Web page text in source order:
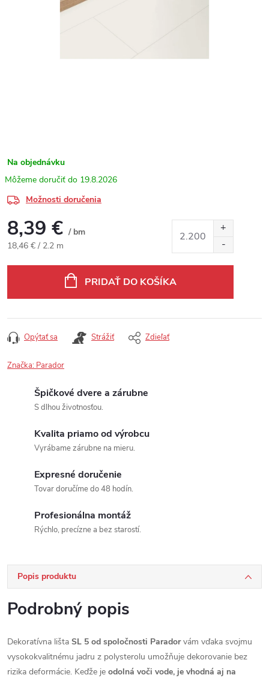
Na objednávku
19.8.2026
Možnosti doručenia
8,39 € / bm
Jednotková cena:
18,46 € / 2.2 m
PRIDAŤ DO KOŠÍKA
Opýtať sa Strážiť Zdieľať
Značka: Parador
Špičkové dvere a zárubne
S dlhou životnosťou.
Kvalita priamo od výrobcu
Vyrábame zárubne na mieru.
Expresné doručenie
Tovar doručíme do 48 hodín.
Profesionálna montáž
Rýchlo, precízne a bez starostí.
Popis produktu
Podrobný popis
Dekoratívna lišta SL 5 od spoločnosti Paradorvám vďaka svojmu
vysokokvalitnému jadru z polysterolu umožňuje dekorovanie bez
rizika deformácie. Keďže je odolná voči vode, je vhodná aj na